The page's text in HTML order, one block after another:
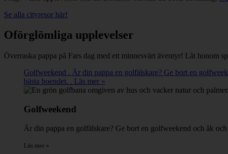
Se alla cityresor här!
Oförglömliga upplevelser
Överraska pappa på Fars dag med ett minnesvärt äventyr! Låt honom
Golfweekend . Är din pappa en golfälskare? Ge bort en
bästa boendet. . Läs mer »
Golfweekend
Är din pappa en golfälskare? Ge bort en golfweekend och åk
Läs mer »